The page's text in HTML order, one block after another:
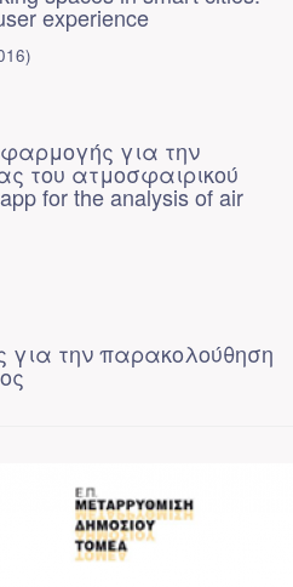
experience
)
για την
του ατμοσφαιρικού
for the analysis of air
την παρακολούθηση